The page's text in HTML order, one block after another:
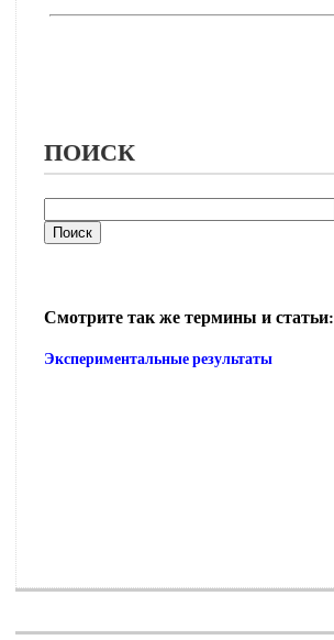
ПОИСК
Смотрите так же термины и статьи:
Экспериментальные результаты